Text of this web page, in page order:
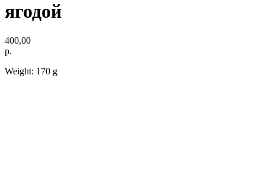
ягодой
400,00
р.
Weight: 170 g